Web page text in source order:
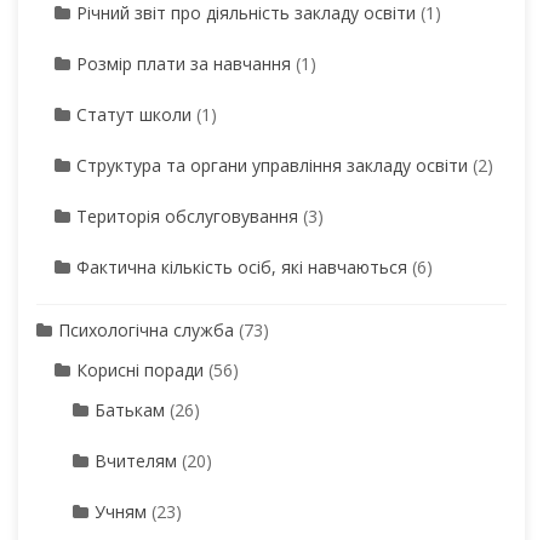
Річний звіт про діяльність закладу освіти (1)
Розмір плати за навчання (1)
Статут школи (1)
Структура та органи управління закладу освіти (2)
Територія обслуговування (3)
Фактична кількість осіб, які навчаються (6)
Психологічна служба (73)
Корисні поради (56)
Батькам (26)
Вчителям (20)
Учням (23)